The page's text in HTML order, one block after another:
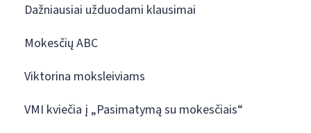
Dažniausiai užduodami klausimai
Mokesčių ABC
Viktorina moksleiviams
VMI kviečia į „Pasimatymą su mokesčiais“